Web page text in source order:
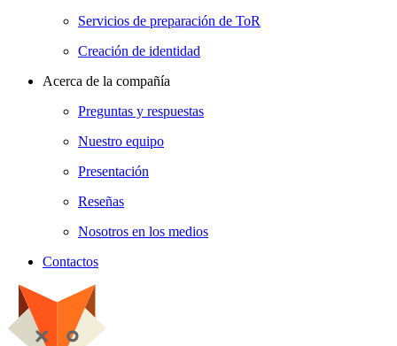
Servicios de preparación de ToR
Creación de identidad
Acerca de la compañía
Preguntas y respuestas
Nuestro equipo
Presentación
Reseñas
Nosotros en los medios
Contactos